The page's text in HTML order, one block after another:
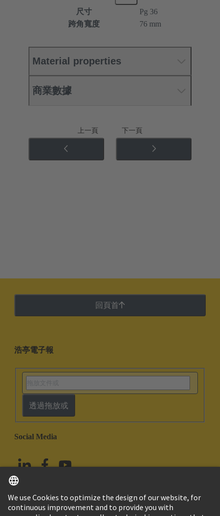
尺寸
Pg 36
跨角寬度
76 mm
Material properties
商業數據
上一頁 下一頁
回頁首
浩亭電子報
透過拖放或
Social Media
台灣 繁体中文